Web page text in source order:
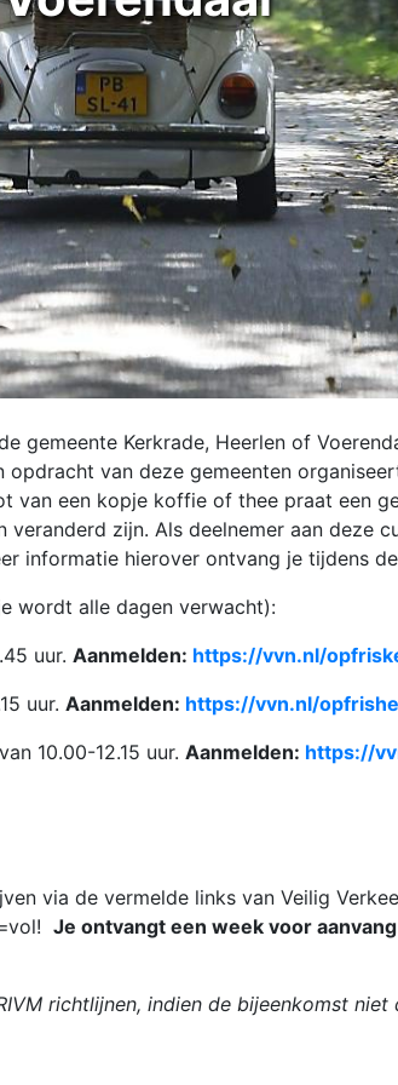
gemeente Kerkrade, Heerlen of
van deze gemeenten
van een kopje koffie of thee praat een
zijn. Als deelnemer aan deze
informatie hierover ontvang je tijdens
wordt alle dagen verwacht):
uur. Aanmelden: https://vvn.nl/
uur. Aanmelden: https://vvn.nl/
10.00-12.15 uur. Aanmelden: https://
via de vermelde links van Veilig
Je ontvangt een week voor
richtlijnen, indien de bijeenkomst